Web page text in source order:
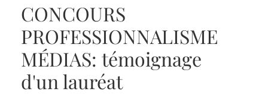
CONCOURS
PROFESSIONNALISME
MÉDIAS: témoignage
d'un lauréat